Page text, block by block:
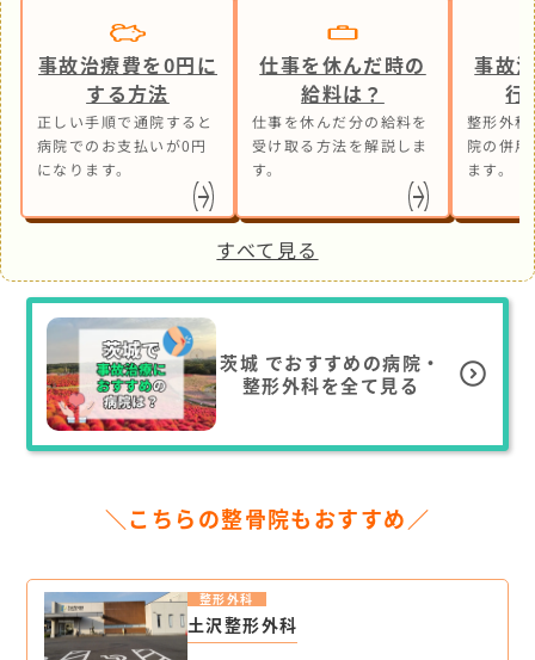
事故治療費を0円に
する方法
正しい手順で通院すると
病院でのお支払いが0円
になります。
仕事を休んだ時の
給料は？
仕事を休んだ分の給料を
受け取る方法を解説しま
す。
事故
行
整形外
院の併
ます。
すべて見る
茨城 でおすすめの病院・
整形外科を全て見る
＼こちらの整骨院もおすすめ／
土沢整形外科
整形外科